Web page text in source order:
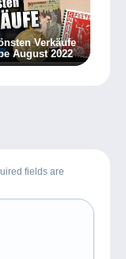
Verkäufe
August 2022
fields are